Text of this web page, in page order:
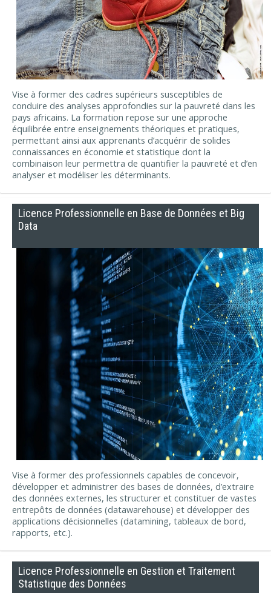
Vise à former des cadres supérieurs susceptibles de
conduire des analyses approfondies sur la pauvreté dans les
pays africains. La formation repose sur une approche
équilibrée entre enseignements théoriques et pratiques,
permettant ainsi aux apprenants d’acquérir de solides
connaissances en économie et statistique dont la
combinaison leur permettra de quantifier la pauvreté et d’en
analyser et modéliser les déterminants.
Licence Professionnelle en Base de Données et Big
Data
Vise à former des professionnels capables de concevoir,
développer et administrer des bases de données, d’extraire
des données externes, les structurer et constituer de vastes
entrepôts de données (datawarehouse) et développer des
applications décisionnelles (datamining, tableaux de bord,
rapports, etc.).
Licence Professionnelle en Gestion et Traitement
Statistique des Données